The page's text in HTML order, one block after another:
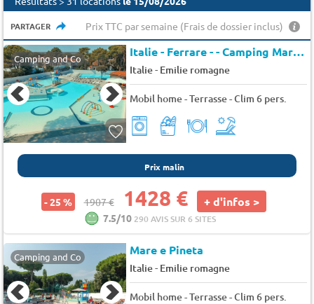
PARTAGER Prix TTC par semaine (Frais de dossier inclus)
Camping and Co Italie - Ferrare - - Camping Mare e Pineta
Italie- Emilie romagne
Mobil home - Terrasse - Clim 6 pers.
Prix malin
- 25 % 1907 € 1428 € + d'infos >
7.5/10 290 AVIS SUR 6 SITES
Camping and Co Mare e Pineta
Italie- Emilie romagne
Mobil home - Terrasse - Clim 6 pers.